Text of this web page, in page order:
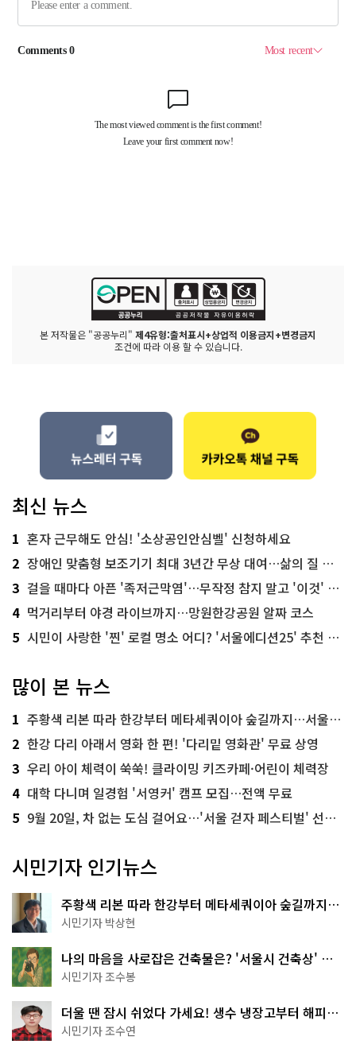
본 저작물은 "공공누리" 제4유형:출처표시+상업적 이용금지+변경금지
조건에 따라 이용 할 수 있습니다.
최신 뉴스
1 혼자 근무해도 안심! '소상공인안심벨' 신청하세요
2 장애인 맞춤형 보조기기 최대 3년간 무상 대여…삶의 질 높인다
3 걸을 때마다 아픈 '족저근막염'…무작정 참지 말고 '이것' 해보세요!
4 먹거리부터 야경 라이브까지…망원한강공원 알짜 코스
5 시민이 사랑한 '찐' 로컬 명소 어디? '서울에디션25' 추천 코스
많이 본 뉴스
1 주황색 리본 따라 한강부터 메타세쿼이아 숲길까지…서울둘레길 15코스
2 한강 다리 아래서 영화 한 편! '다리밑 영화관' 무료 상영
3 우리 아이 체력이 쑥쑥! 클라이밍 키즈카페·어린이 체력장
4 대학 다니며 일경험 '서영커' 캠프 모집…전액 무료
5 9월 20일, 차 없는 도심 걸어요…'서울 걷자 페스티벌' 선착순 5천명
시민기자 인기뉴스
주황색 리본 따라 한강부터 메타세쿼이아 숲길까지…
서울둘레길 15코스
시민기자 박상현
나의 마음을 사로잡은 건축물은? '서울시 건축상' 수
상작 공개!
시민기자 조수봉
더울 땐 잠시 쉬었다 가세요! 생수 냉장고부터 해피소
·무더위쉼터까지
시민기자 조수연